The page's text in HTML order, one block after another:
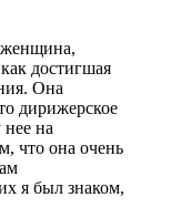
женщина,
достигшая
Она
дирижерское
на
что она очень
я был знаком,